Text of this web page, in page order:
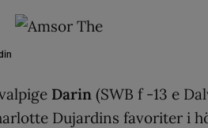
Darin (SWB f -13 e
Dujardins favoriter i